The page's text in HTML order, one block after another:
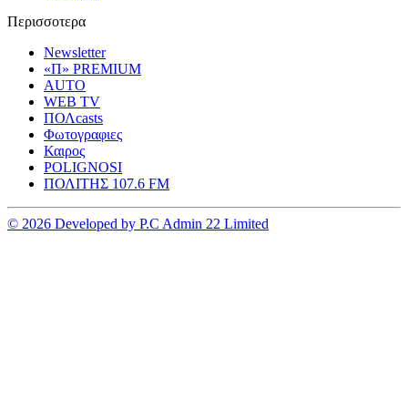
Περισσοτερα
Newsletter
«Π» PREMIUM
AUTO
WEB TV
ΠΟΛcasts
Φωτογραφιες
Καιρος
POLIGNOSI
ΠΟΛΙΤΗΣ 107.6 FM
© 2026 Developed by P.C Admin 22 Limited